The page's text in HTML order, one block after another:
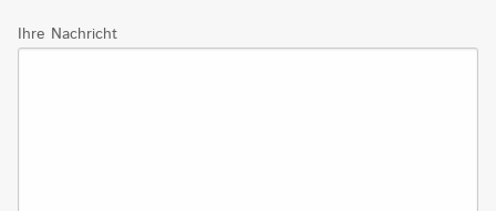
Ihre Nachricht